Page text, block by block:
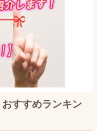
マニュアル
すすめランキン